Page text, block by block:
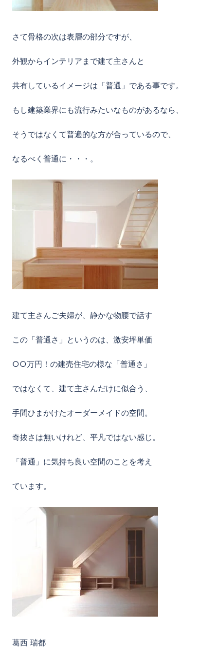
さて骨格の次は表層の部分ですが、
外観からインテリアまで建て主さんと
共有しているイメージは「普通」である事です。
もし建築業界にも流行みたいなものがあるなら、
そうではなくて普遍的な方が合っているので、
なるべく普通に・・・。
建て主さんご夫婦が、静かな物腰で話す
この「普通さ」というのは、激安坪単価
○○万円！の建売住宅の様な「普通さ」
ではなくて、建て主さんだけに似合う、
手間ひまかけたオーダーメイドの空間。
奇抜さは無いけれど、平凡ではない感じ。
「普通」に気持ち良い空間のことを考え
ています。
葛西 瑞都